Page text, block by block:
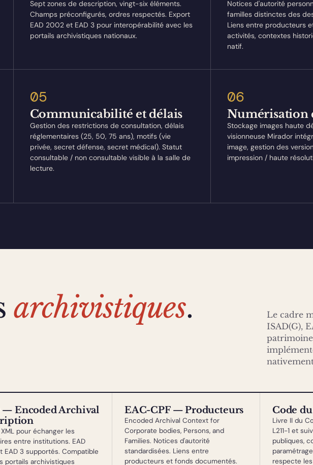
Sept zones de description, vingt-six éléments.
Champs préconfigurés, ordres respectés. Export
EAD 2002 et EAD 3 pour interopérabilité avec les
portails archivistiques nationaux.
Notices d'autorité
familles distinctes des
Liens entre producteurs
activités, contextes
natif.
05
Communicabilité et délais
Gestion des restrictions de consultation, délais
réglementaires (25, 50, 75 ans), motifs (vie
privée, secret défense, secret médical). Statut
consultable / non consultable visible à la salle de
lecture.
06
Numérisation
Stockage images haute
visionneuse Mirador
image, gestion des
impression / haute
archivistiques.
Le cadre
ISAD(G),
— Encoded Archival
pour échanger les
entre institutions. EAD
EAD 3 supportés. Compatible
portails archivistiques
EAC-CPF — Producteurs
Encoded Archival Context for
Corporate bodies, Persons, and
Families. Notices d'autorité
standardisées. Liens entre
producteurs et fonds documentés.
Code
Livre II du
L211-1 et
publiques,
respecte